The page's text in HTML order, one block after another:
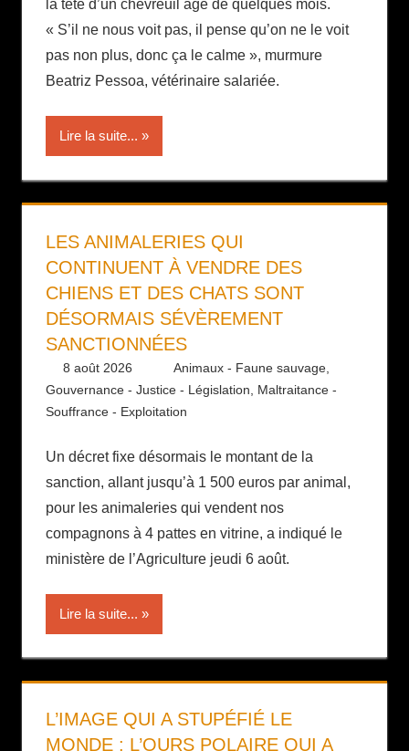
la tête d’un chevreuil âgé de quelques mois.
« S’il ne nous voit pas, il pense qu’on ne le voit
pas non plus, donc ça le calme », murmure
Beatriz Pessoa, vétérinaire salariée.
Lire la suite...
LES ANIMALERIES QUI
CONTINUENT À VENDRE DES
CHIENS ET DES CHATS SONT
DÉSORMAIS SÉVÈREMENT
SANCTIONNÉES
8 août 2026 Daniel
Animaux - Faune sauvage,
Gouvernance - Justice - Législation
Maltraitance -
Souffrance - Exploitation
Un décret fixe désormais le montant de la
sanction, allant jusqu’à 1 500 euros par animal,
pour les animaleries qui vendent nos
compagnons à 4 pattes en vitrine, a indiqué le
ministère de l’Agriculture jeudi 6 août.
Lire la suite...
L’IMAGE QUI A STUPÉFIÉ LE
MONDE : L’OURS POLAIRE QUI A